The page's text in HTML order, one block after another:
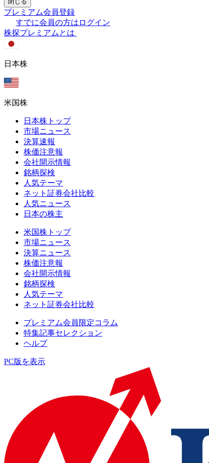
プレミアム会員登録
すでに会員の方はログイン
株探プレミアムとは
日本株
米国株
日本株トップ
市場ニュース
決算速報
株価注意報
会社開示情報
銘柄探検
人気テーマ
ネット証券会社比較
人気ニュース
日本の株主
米国株トップ
市場ニュース
決算ニュース
株価注意報
会社開示情報
銘柄探検
人気テーマ
ネット証券会社比較
プレミアム会員限定コラム
特集記事セレクション
ヘルプ
PC版を表示